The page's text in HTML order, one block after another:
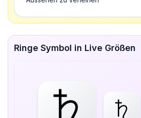
Ringe Symbol in Live Größen